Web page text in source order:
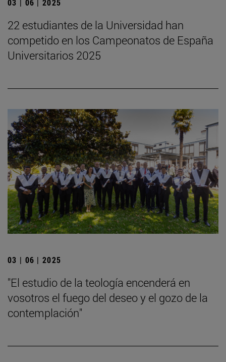
03 | 06 | 2025
22 estudiantes de la Universidad han
competido en los Campeonatos de España
Universitarios 2025
03 | 06 | 2025
"El estudio de la teología encenderá en
vosotros el fuego del deseo y el gozo de la
contemplación"